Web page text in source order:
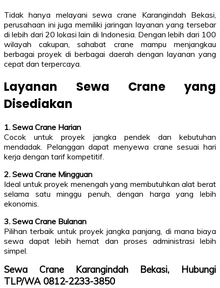
Tidak hanya melayani sewa crane Karangindah Bekasi,
perusahaan ini juga memiliki jaringan layanan yang tersebar
di lebih dari 20 lokasi lain di Indonesia. Dengan lebih dari 100
wilayah cakupan, sahabat crane mampu menjangkau
berbagai proyek di berbagai daerah dengan layanan yang
cepat dan terpercaya.
Layanan Sewa Crane yang
Disediakan
1. Sewa Crane Harian
Cocok untuk proyek jangka pendek dan kebutuhan
mendadak. Pelanggan dapat menyewa crane sesuai hari
kerja dengan tarif kompetitif.
2. Sewa Crane Mingguan
Ideal untuk proyek menengah yang membutuhkan alat berat
selama satu minggu penuh, dengan harga yang lebih
ekonomis.
3. Sewa Crane Bulanan
Pilihan terbaik untuk proyek jangka panjang, di mana biaya
sewa dapat lebih hemat dan proses administrasi lebih
simpel.
Sewa Crane Karangindah Bekasi, Hubungi
TLP/WA 0812-2233-3850